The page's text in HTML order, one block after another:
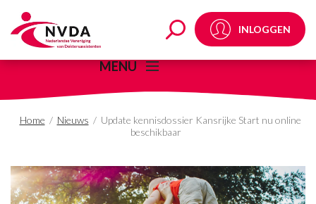
Update kennisdossier
INLOGGEN
MENU
Home / Nieuws / Update kennisdossier Kansrijke Start nu online
beschikbaar